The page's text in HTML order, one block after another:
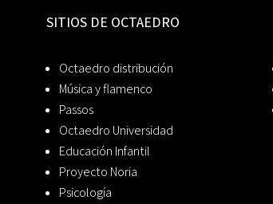
SITIOS DE OCTAEDRO
Octaedro distribución
Música y flamenco
Passos
Octaedro Universidad
Educación Infantil
Proyecto Noria
Psicología